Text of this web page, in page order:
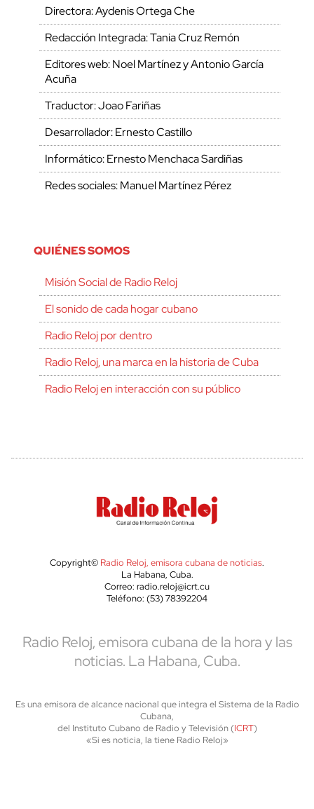
Directora: Aydenis Ortega Che
Redacción Integrada: Tania Cruz Remón
Editores web: Noel Martínez y Antonio García
Acuña
Traductor: Joao Fariñas
Desarrollador: Ernesto Castillo
Informático: Ernesto Menchaca Sardiñas
Redes sociales: Manuel Martínez Pérez
QUIÉNES SOMOS
Misión Social de Radio Reloj
El sonido de cada hogar cubano
Radio Reloj por dentro
Radio Reloj, una marca en la historia de Cuba
Radio Reloj en interacción con su público
Copyright© Radio Reloj, emisora cubana de noticias.
La Habana, Cuba.
Correo: radio.reloj@icrt.cu
Teléfono: (53) 78392204
Radio Reloj, emisora cubana de la hora y las
noticias. La Habana, Cuba.
Es una emisora de alcance nacional que integra el Sistema de la Radio
Cubana,
del Instituto Cubano de Radio y Televisión (ICRT)
«Si es noticia, la tiene Radio Reloj»